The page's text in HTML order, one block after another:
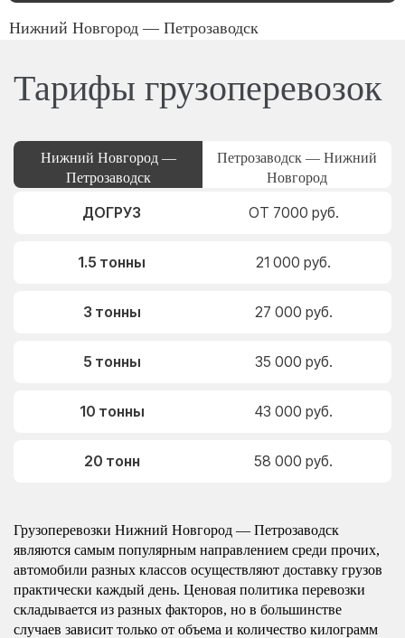
Нижний Новгород — Петрозаводск
Тарифы грузоперевозок
Нижний Новгород —
Петрозаводск
Петрозаводск — Нижний
Новгород
ДОГРУЗ ОТ 7000 руб.
1.5 тонны 21 000 руб.
3 тонны 27 000 руб.
5 тонны 35 000 руб.
10 тонны 43 000 руб.
20 тонн 58 000 руб.
Грузоперевозки Нижний Новгород — Петрозаводск
являются самым популярным направлением среди прочих,
автомобили разных классов осуществляют доставку грузов
практически каждый день. Ценовая политика перевозки
складывается из разных факторов, но в большинстве
случаев зависит только от объема и количество килограмм